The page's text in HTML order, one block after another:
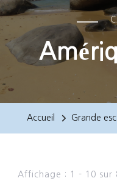
Accueil Grande
Affichage : 1 - 10 sur